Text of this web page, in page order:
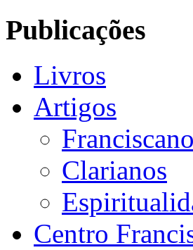
Publicações
Livros
Artigos
Clarianos
Centro